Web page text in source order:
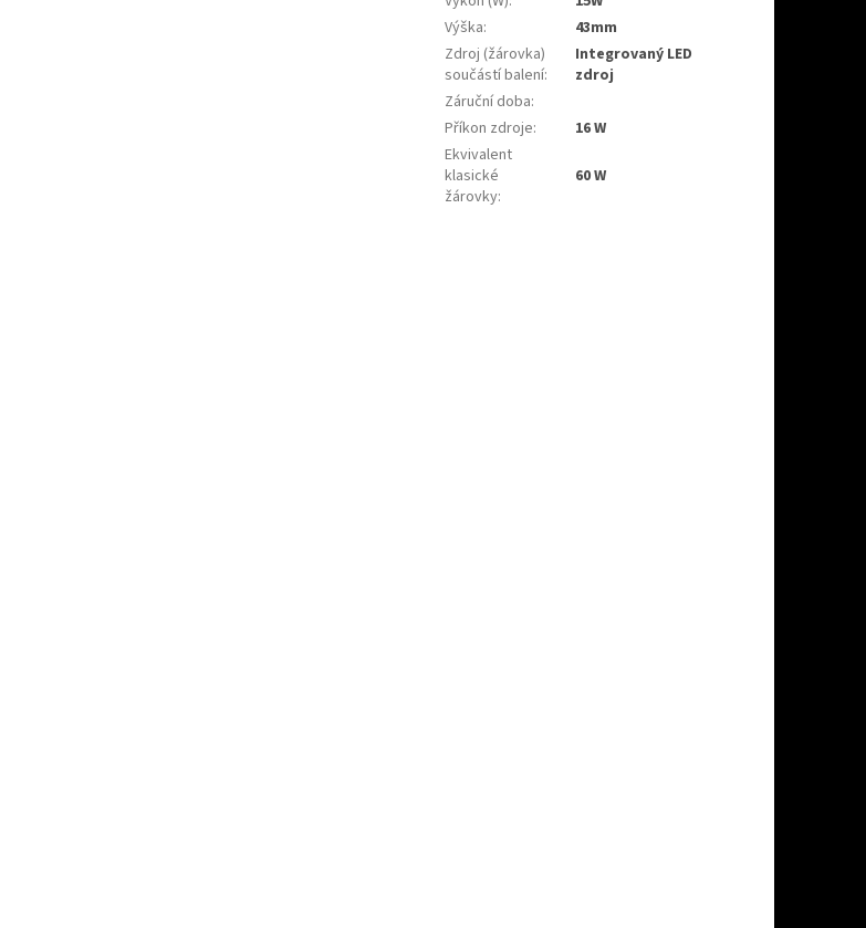
Výška:
43mm
Zdroj (žárovka)
součástí balení:
Integrovaný LED
zdroj
Záruční doba:
Příkon zdroje:
16 W
Ekvivalent
klasické
žárovky:
60 W